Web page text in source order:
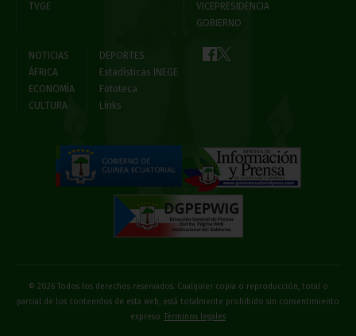
TVGE
VICEPRESIDENCIA
GOBIERNO
NOTICIAS
ÁFRICA
ECONOMÍA
CULTURA
DEPORTES
Estadísticas INEGE
Fototeca
Links
© 2026 Todos los derechos reservados. Cualquier copia o reproducción, total o
parcial de los contenidos de esta web, está totalmente prohibido sin consentimiento
expreso
Términos legales